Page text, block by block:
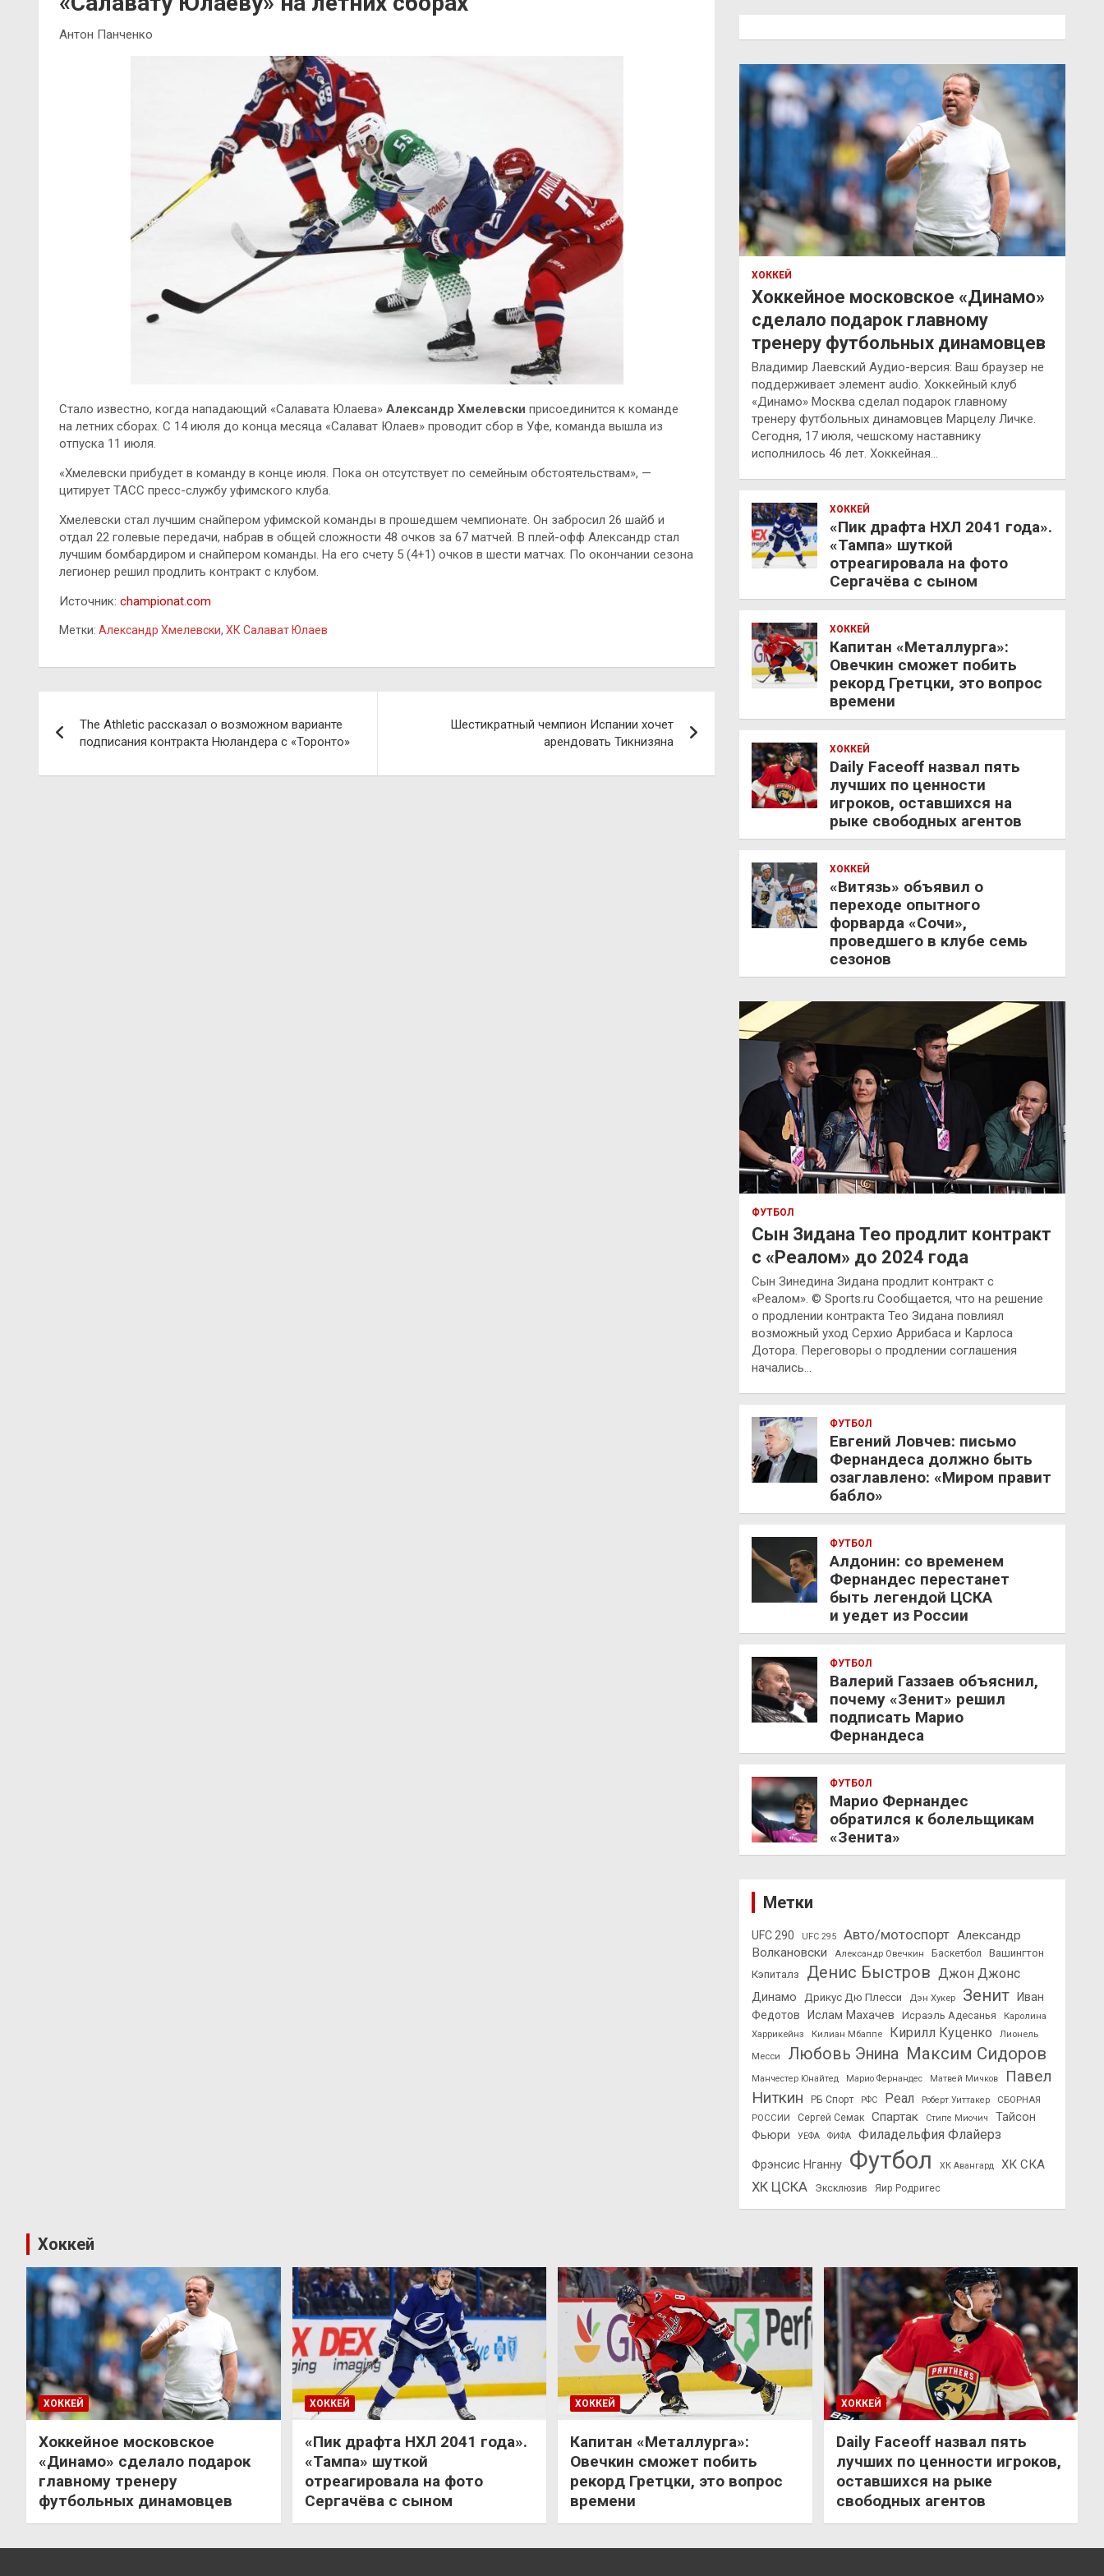
Антон Панченко
Стало известно, когда нападающий «Салавата Юлаева» Александр Хмелевски присоединится к команде
на летних сборах. С 14 июля до конца месяца «Салават Юлаев» проводит сбор в Уфе, команда вышла из
отпуска 11 июля.
«Хмелевски прибудет в команду в конце июля. Пока он отсутствует по семейным обстоятельствам», —
цитирует ТАСС пресс-службу уфимского клуба.
Хмелевски стал лучшим снайпером уфимской команды в прошедшем чемпионате. Он забросил 26 шайб и
отдал 22 голевые передачи, набрав в общей сложности 48 очков за 67 матчей. В плей-офф Александр стал
лучшим бомбардиром и снайпером команды. На его счету 5 (4+1) очков в шести матчах. По окончании сезона
легионер решил продлить контракт с клубом.
Источник: championat.com
Метки: Александр Хмелевски, ХК Салават Юлаев
по
записям
The Athletic рассказал о возможном варианте
подписания контракта Нюландера с «Торонто»
Шестикратный чемпион Испании хочет
арендовать Тикнизяна
ХОККЕЙ
Хоккейное московское «Динамо»
сделало подарок главному
тренеру футбольных динамовцев
Владимир Лаевский Аудио-версия: Ваш браузер не
поддерживает элемент audio. Хоккейный клуб
«Динамо» Москва сделал подарок главному
тренеру футбольных динамовцев Марцелу Личке.
Сегодня, 17 июля, чешскому наставнику
исполнилось 46 лет. Хоккейная…
ХОККЕЙ
«Пик драфта НХЛ 2041 года».
«Тампа» шуткой
отреагировала на фото
Сергачёва с сыном
ХОККЕЙ
Капитан «Металлурга»:
Овечкин сможет побить
рекорд Гретцки, это вопрос
времени
ХОККЕЙ
Daily Faceoff назвал пять
лучших по ценности
игроков, оставшихся на
рыке свободных агентов
ХОККЕЙ
«Витязь» объявил о
переходе опытного
форварда «Сочи»,
проведшего в клубе семь
сезонов
ФУТБОЛ
Сын Зидана Тео продлит контракт
с «Реалом» до 2024 года
Сын Зинедина Зидана продлит контракт с
«Реалом». © Sports.ru Сообщается, что на решение
о продлении контракта Тео Зидана повлиял
возможный уход Серхио Аррибаса и Карлоса
Дотора. Переговоры о продлении соглашения
начались…
ФУТБОЛ
Евгений Ловчев: письмо
Фернандеса должно быть
озаглавлено: «Миром правит
бабло»
ФУТБОЛ
Алдонин: со временем
Фернандес перестанет
быть легендой ЦСКА
и уедет из России
ФУТБОЛ
Валерий Газзаев объяснил,
почему «Зенит» решил
подписать Марио
Фернандеса
ФУТБОЛ
Марио Фернандес
обратился к болельщикам
«Зенита»
Метки
UFC 290 UFC 295 Авто/мотоспорт Александр
Волкановски
Александр Овечкин Баскетбол
Вашингтон
Кэпиталз
Денис Быстров Джон Джонс
Динамо Дрикус Дю Плесси Дэн Хукер Зенит
Иван
Федотов
Ислам Махачев Исраэль Адесанья
Каролина
Харрикейнз
Килиан Мбаппе Кирилл Куценко
Лионель
Месси
Любовь Энина Максим Сидоров
Манчестер Юнайтед Марио Фернандес Матвей Мичков
Павел
Ниткин
РБ Спорт РФС Реал Роберт Уиттакер
СБОРНАЯ
РОССИИ
Сергей Семак Спартак Стипе Миочич
Тайсон
Фьюри
УЕФА ФИФА Филадельфия Флайерз
Фрэнсис Нганну Футбол ХК Авангард ХК СКА
ХК ЦСКА Эксклюзив Яир Родригес
Хоккей
ХОККЕЙ
Хоккейное московское
«Динамо» сделало подарок
главному тренеру
футбольных динамовцев
ХОККЕЙ
«Пик драфта НХЛ 2041 года».
«Тампа» шуткой
отреагировала на фото
Сергачёва с сыном
ХОККЕЙ
Капитан «Металлурга»:
Овечкин сможет побить
рекорд Гретцки, это вопрос
времени
ХОККЕЙ
Daily Faceoff назвал пять
лучших по ценности игроков,
оставшихся на рыке
свободных агентов